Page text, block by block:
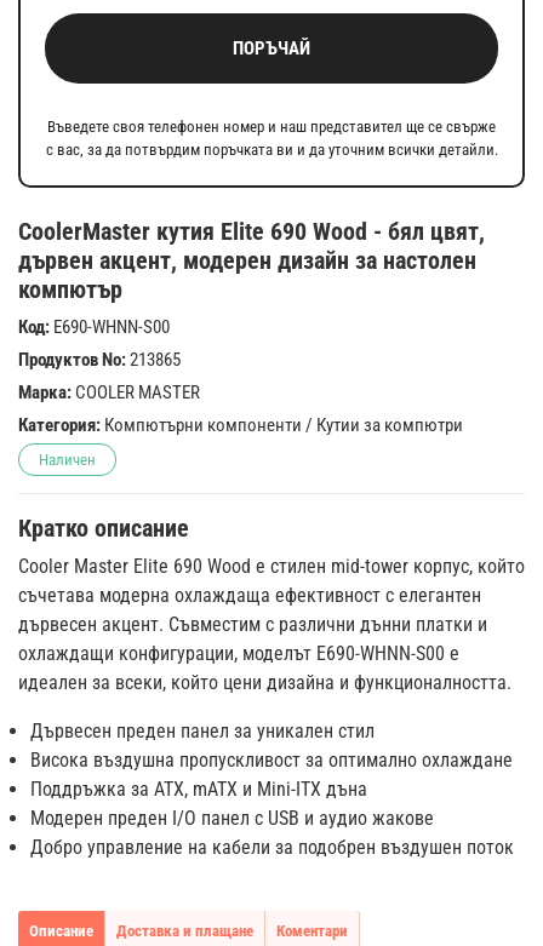
CoolerMaster кутия Elite 690 Wood - бял цвят,
дървен акцент, модерен дизайн за настолен
компютър
Код: E690-WHNN-S00
Продуктов No:213865
Марка: COOLER MASTER
Категория: Компютърни компоненти / Кутии за компютри
Наличен
Кратко описание
Cooler Master Elite 690 Wood е стилен mid-tower корпус, който
съчетава модерна охлаждаща ефективност с елегантен
дървесен акцент. Съвместим с различни дънни платки и
охлаждащи конфигурации, моделът E690-WHNN-S00 е
идеален за всеки, който цени дизайна и функционалността.
Дървесен преден панел за уникален стил
Висока въздушна пропускливост за оптимално охлаждане
Поддръжка за ATX, mATX и Mini-ITX дъна
Модерен преден I/O панел с USB и аудио жакове
Добро управление на кабели за подобрен въздушен поток
ПОРЪЧАЙ
Въведете своя телефонен номер и наш представител ще се свърже
с вас, за да потвърдим поръчката ви и да уточним всички детайли.
Описание Доставка и плащане Коментари